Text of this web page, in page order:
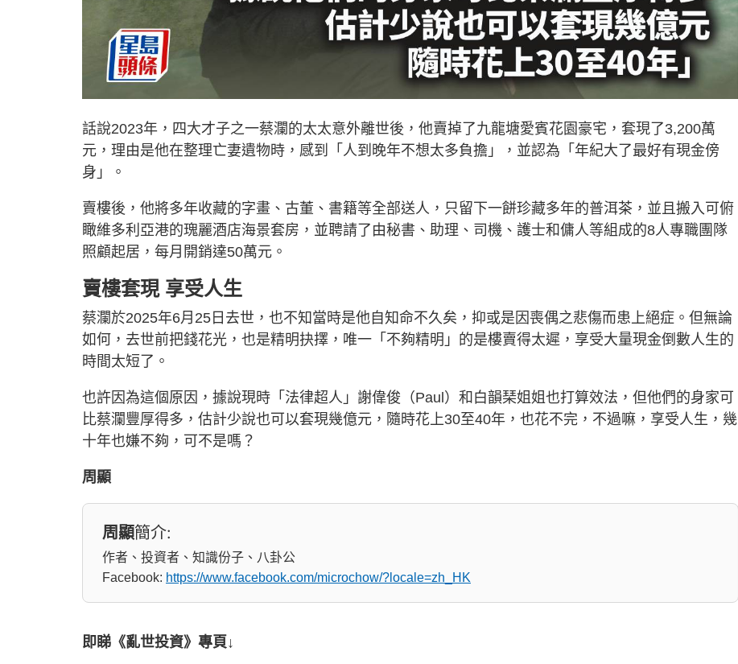
話說2023年，四大才子之一蔡瀾的太太意外離世後，他賣掉了九龍塘愛賓花園豪宅，套現了3,200萬
元，理由是他在整理亡妻遺物時，感到「人到晚年不想太多負擔」，並認為「年紀大了最好有現金傍
身」。
賣樓後，他將多年收藏的字畫、古董、書籍等全部送人，只留下一餅珍藏多年的普洱茶，並且搬入可俯
瞰維多利亞港的瑰麗酒店海景套房，並聘請了由秘書、助理、司機、護士和傭人等組成的8人專職團隊
照顧起居，每月開銷達50萬元。
賣樓套現 享受人生
蔡瀾於2025年6月25日去世，也不知當時是他自知命不久矣，抑或是因喪偶之悲傷而患上絕症。但無論
如何，去世前把錢花光，也是精明抉擇，唯一「不夠精明」的是樓賣得太遲，享受大量現金倒數人生的
時間太短了。
也許因為這個原因，據說現時「法律超人」謝偉俊（Paul）和白韻琹姐姐也打算效法，但他們的身家可
比蔡瀾豐厚得多，估計少說也可以套現幾億元，隨時花上30至40年，也花不完，不過嘛，享受人生，幾
十年也嫌不夠，可不是嗎？
周顯
周顯簡介:
作者、投資者、知識份子、八卦公
Facebook: https://www.facebook.com/microchow/?locale=zh_HK
即睇《亂世投資》專頁↓